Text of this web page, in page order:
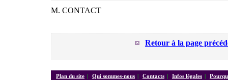
M. CONTACT
Retour à la page
Plan du site | Qui sommes-nous | Contacts | Infos légales |